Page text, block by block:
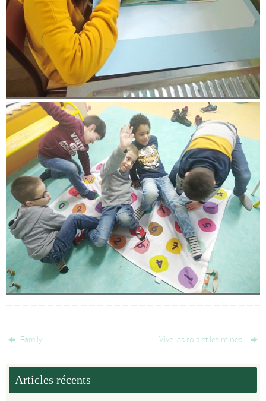
Family Vive les rois et les reines !
Articles récents